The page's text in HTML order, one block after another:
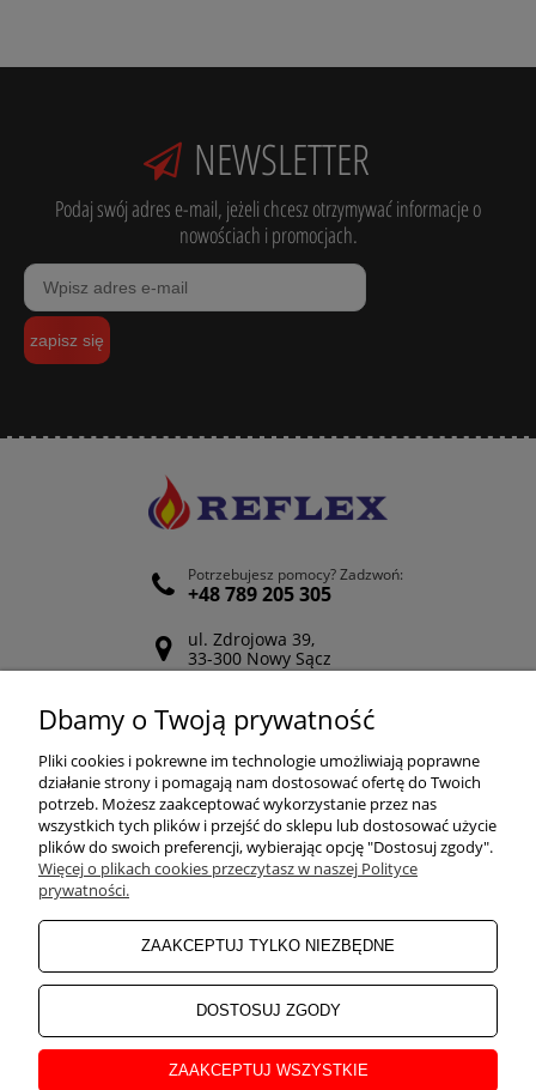
NEWSLETTER
Podaj swój adres e-mail, jeżeli chcesz otrzymywać informacje o
nowościach i promocjach.
zapisz się
Potrzebujesz pomocy? Zadzwoń:
+48 789 205 305
ul. Zdrojowa 39,
33-300 Nowy Sącz
Odwiedź nasz Facebook
POMOC
ZAKUPY
MOJE KONTO
INFORMACJE
O NAS
Dbamy o Twoją prywatność
Pliki cookies i pokrewne im technologie umożliwiają poprawne
działanie strony i pomagają nam dostosować ofertę do Twoich
potrzeb. Możesz zaakceptować wykorzystanie przez nas
wszystkich tych plików i przejść do sklepu lub dostosować użycie
plików do swoich preferencji, wybierając opcję "Dostosuj zgody".
Więcej o plikach cookies przeczytasz w naszej Polityce
prywatności.
ZAAKCEPTUJ TYLKO NIEZBĘDNE
DOSTOSUJ ZGODY
ZAAKCEPTUJ WSZYSTKIE